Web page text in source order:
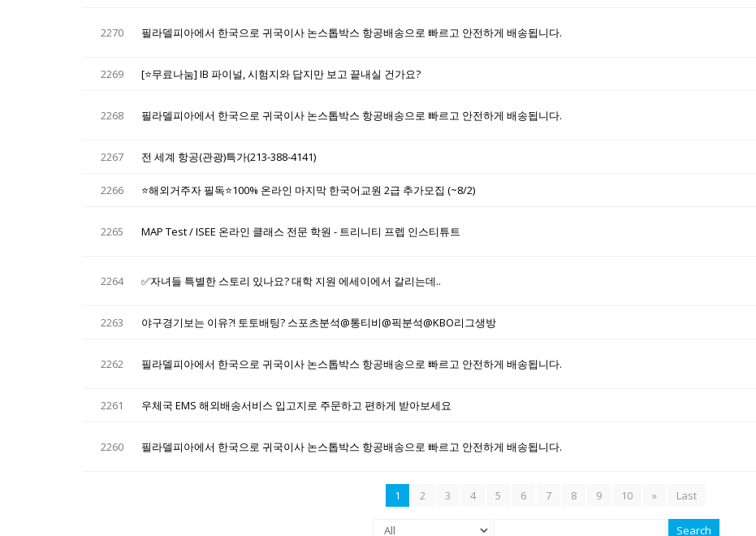
2270 필라델피아에서 한국으로 귀국이사 논스톱박스 항공배송으로 빠르고 안전하게 배송됩니다.
2269 [⭐무료나눔] IB 파이널, 시험지와 답지만 보고 끝내실 건가요?
2268 필라델피아에서 한국으로 귀국이사 논스톱박스 항공배송으로 빠르고 안전하게 배송됩니다.
2267 전 세계 항공(관광)특가(213-388-4141)
2266 ⭐해외거주자 필독⭐100% 온라인 마지막 한국어교원 2급 추가모집 (~8/2)
2265 MAP Test / ISEE 온라인 클래스 전문 학원 - 트리니티 프렙 인스티튜트
2264 ✅자녀들 특별한 스토리 있나요? 대학 지원 에세이에서 갈리는데..
2263 야구경기보는 이유?! 토토배팅? 스포츠분석@통티비@픽분석@KBO리그생방
2262 필라델피아에서 한국으로 귀국이사 논스톱박스 항공배송으로 빠르고 안전하게 배송됩니다.
2261 우체국 EMS 해외배송서비스 입고지로 주문하고 편하게 받아보세요
2260 필라델피아에서 한국으로 귀국이사 논스톱박스 항공배송으로 빠르고 안전하게 배송됩니다.
1 2 3 4 5 6 7 8 9 10 » Last
Search